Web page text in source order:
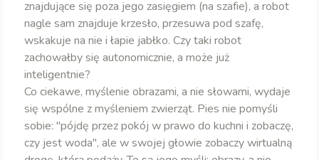
znajdujące się poza jego zasięgiem (na szafie), a robot
nagle sam znajduje krzesło, przesuwa pod szafę,
wskakuje na nie i łapie jabłko. Czy taki robot
zachowałby się autonomicznie, a może już
inteligentnie?
Co ciekawe, myślenie obrazami, a nie słowami, wydaje
się wspólne z myśleniem zwierząt. Pies nie pomyśli
sobie: "pójdę przez pokój w prawo do kuchni i zobaczę,
czy jest woda", ale w swojej głowie zobaczy wirtualną